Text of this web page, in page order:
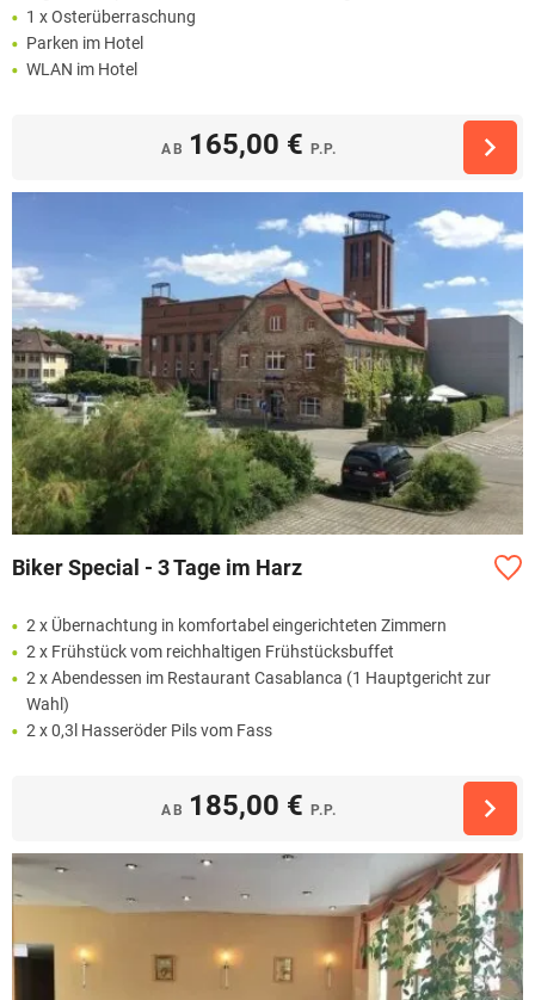
1 x Osterüberraschung
Parken im Hotel
WLAN im Hotel
AB 165,00 € P.P.
Biker Special - 3 Tage im Harz
2 x Übernachtung in komfortabel eingerichteten Zimmern
2 x Frühstück vom reichhaltigen Frühstücksbuffet
2 x Abendessen im Restaurant Casablanca (1 Hauptgericht zur
Wahl)
2 x 0,3l Hasseröder Pils vom Fass
AB 185,00 € P.P.